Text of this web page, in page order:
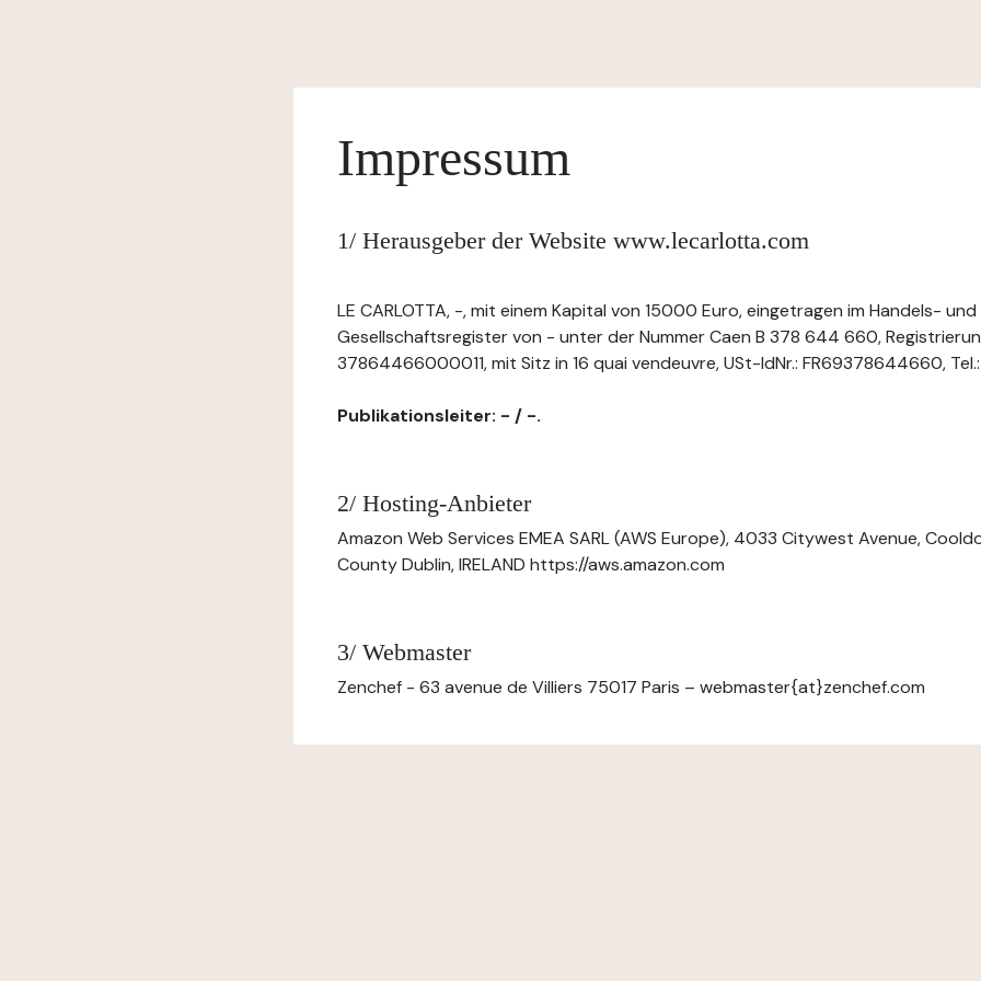
Impressum
1/ Herausgeber der Website www.lecarlotta.com
LE CARLOTTA, -, mit einem Kapital von 15000 Euro, eingetragen im Handels- und
Gesellschaftsregister von - unter der Nummer Caen B 378 644 660,
37864466000011, mit Sitz in 16 quai vendeuvre, USt-IdNr.: FR69378644660,
Publikationsleiter: - / -.
2/ Hosting-Anbieter
Amazon Web Services EMEA SARL (AWS Europe), 4033 Citywest Avenue,
County Dublin, IRELAND https://aws.amazon.com
3/ Webmaster
Zenchef - 63 avenue de Villiers 75017 Paris – webmaster{at}zenchef.com